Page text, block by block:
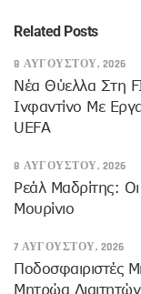
Related Posts
8 ΑΥΓΟΎΣΤΟΥ, 2026
Νέα Θύελλα Στη
Ινφαντίνο Με
UEFA
8 ΑΥΓΟΎΣΤΟΥ, 2026
Ρεάλ Μαδρίτης:
Μουρίνιο
7 ΑΥΓΟΎΣΤΟΥ, 2026
Ποδοσφαιριστές
Μητρώα